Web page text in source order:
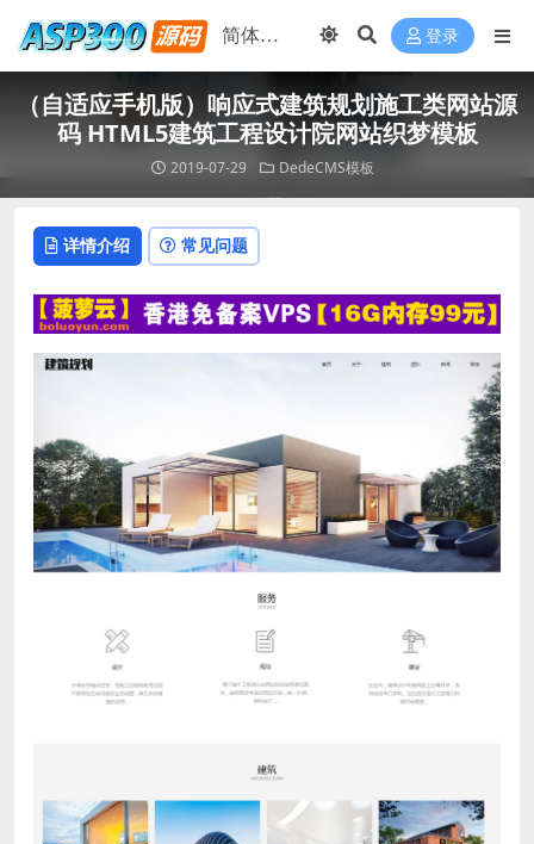
登录
（自适应手机版）响应式建筑规划施工类网站源
码 HTML5建筑工程设计院网站织梦模板
2019-07-29 DedeCMS模板
详情介绍 常见问题